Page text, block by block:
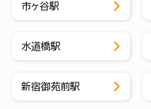
市ヶ谷駅
水道橋駅
新宿御苑前駅